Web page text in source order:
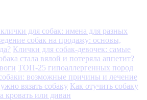
для собак: имена для разных
собак на продажу: основы,
Клички для собак-девочек: самые
стала вялой и потеряла аппетит?
ТОП-25 гипоаллергенных пород
возможные причины и лечение
вязать собаку Как отучить собаку
кровать или диван